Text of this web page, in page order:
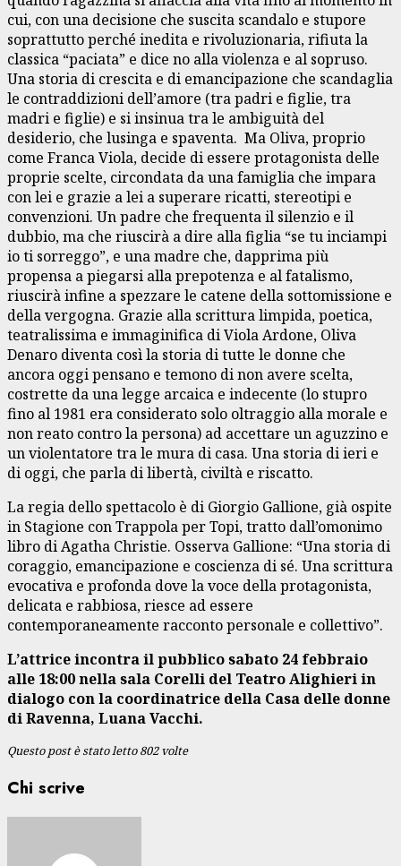
cui, con una decisione che suscita scandalo e stupore
soprattutto perché inedita e rivoluzionaria, rifiuta la
classica “paciata” e dice no alla violenza e al sopruso.
Una storia di crescita e di emancipazione che scandaglia
le contraddizioni dell’amore (tra padri e figlie, tra
madri e figlie) e si insinua tra le ambiguità del
desiderio, che lusinga e spaventa. Ma Oliva, proprio
come Franca Viola, decide di essere protagonista delle
proprie scelte, circondata da una famiglia che impara
con lei e grazie a lei a superare ricatti, stereotipi e
convenzioni. Un padre che frequenta il silenzio e il
dubbio, ma che riuscirà a dire alla figlia “se tu inciampi
io ti sorreggo”, e una madre che, dapprima più
propensa a piegarsi alla prepotenza e al fatalismo,
riuscirà infine a spezzare le catene della sottomissione e
della vergogna. Grazie alla scrittura limpida, poetica,
teatralissima e immaginifica di Viola Ardone, Oliva
Denaro diventa così la storia di tutte le donne che
ancora oggi pensano e temono di non avere scelta,
costrette da una legge arcaica e indecente (lo stupro
fino al 1981 era considerato solo oltraggio alla morale e
non reato contro la persona) ad accettare un aguzzino e
un violentatore tra le mura di casa. Una storia di ieri e
di oggi, che parla di libertà, civiltà e riscatto.
La regia dello spettacolo è di Giorgio Gallione, già ospite
in Stagione con Trappola per Topi, tratto dall’omonimo
libro di Agatha Christie. Osserva Gallione: “Una storia di
coraggio, emancipazione e coscienza di sé. Una scrittura
evocativa e profonda dove la voce della protagonista,
delicata e rabbiosa, riesce ad essere
contemporaneamente racconto personale e collettivo”.
L’attrice incontra il pubblico sabato 24 febbraio
alle 18:00 nella sala Corelli del Teatro Alighieri in
dialogo con la coordinatrice della Casa delle donne
di Ravenna, Luana Vacchi.
Questo post è stato letto 802 volte
Chi scrive